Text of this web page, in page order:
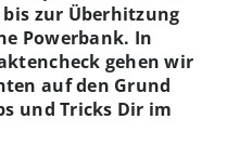
zur Überhitzung
Powerbank. In
gehen wir
auf den Grund
und Tricks Dir im